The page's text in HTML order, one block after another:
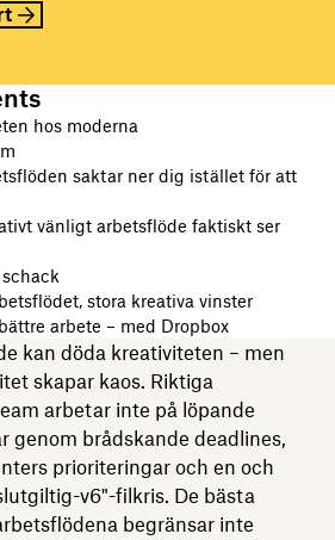
hos moderna
saktar ner dig istället för att
vänligt arbetsflöde faktiskt ser
stora kreativa vinster
arbete – med Dropbox
kan döda kreativiteten – men
skapar kaos. Riktiga
arbetar inte på löpande
genom brådskande deadlines,
prioriteringar och en och
v6"-filkris. De bästa
begränsar inte